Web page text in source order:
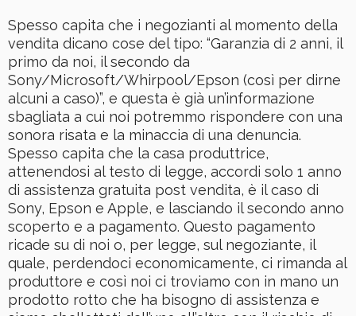
Spesso capita che i negozianti al momento della
vendita dicano cose del tipo: “Garanzia di 2 anni, il
primo da noi, il secondo da
Sony/Microsoft/Whirpool/Epson (così per dirne
alcuni a caso)”, e questa è già un’informazione
sbagliata a cui noi potremmo rispondere con una
sonora risata e la minaccia di una denuncia.
Spesso capita che la casa produttrice,
attenendosi al testo di legge, accordi solo 1 anno
di assistenza gratuita post vendita, è il caso di
Sony, Epson e Apple, e lasciando il secondo anno
scoperto e a pagamento. Questo pagamento
ricade su di noi o, per legge, sul negoziante, il
quale, perdendoci economicamente, ci rimanda al
produttore e così noi ci troviamo con in mano un
prodotto rotto che ha bisogno di assistenza e